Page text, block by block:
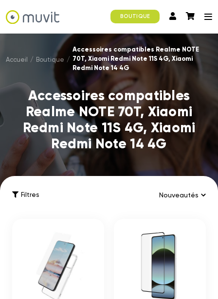
BOUTIQUE
Accueil / Boutique /
Accessoires compatibles Realme NOTE
70T, Xiaomi Redmi Note 11S 4G, Xiaomi
Redmi Note 14 4G
Accessoires compatibles
Realme NOTE 70T, Xiaomi
Redmi Note 11S 4G, Xiaomi
Redmi Note 14 4G
Filtres